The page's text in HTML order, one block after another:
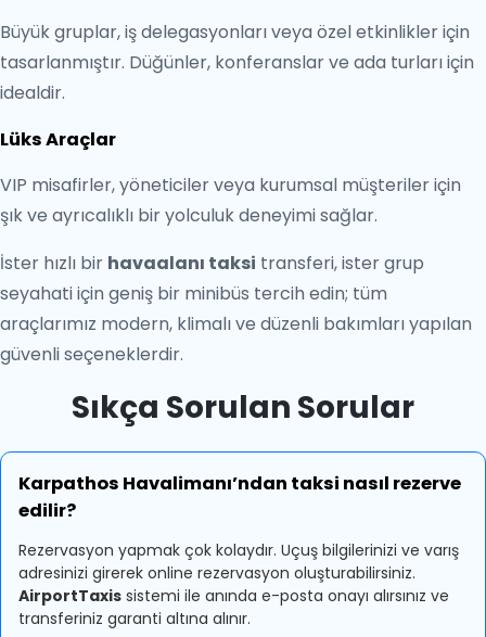
Büyük gruplar, iş delegasyonları veya özel etkinlikler için
tasarlanmıştır. Düğünler, konferanslar ve ada turları için
idealdir.
Lüks Araçlar
VIP misafirler, yöneticiler veya kurumsal müşteriler için
şık ve ayrıcalıklı bir yolculuk deneyimi sağlar.
İster hızlı bir havaalanı taksi transferi, ister grup
seyahati için geniş bir minibüs tercih edin; tüm
araçlarımız modern, klimalı ve düzenli bakımları yapılan
güvenli seçeneklerdir.
Sıkça Sorulan Sorular
Karpathos Havalimanı’ndan taksi nasıl rezerve
edilir?
Rezervasyon yapmak çok kolaydır. Uçuş bilgilerinizi ve varış
adresinizi girerek online rezervasyon oluşturabilirsiniz.
AirportTaxis sistemi ile anında e-posta onayı alırsınız ve
transferiniz garanti altına alınır.